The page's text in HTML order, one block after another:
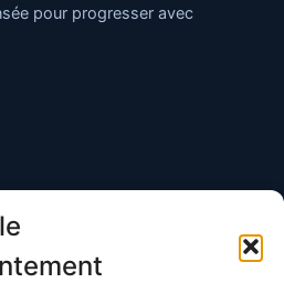
pour progresser avec